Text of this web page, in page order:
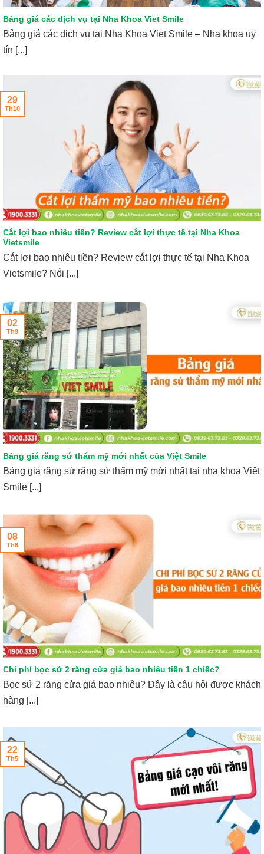
Bảng giá các dịch vụ tại Nha Khoa Viet Smile
Bảng giá các dịch vụ tại Nha Khoa Viet Smile – Nha khoa uy
tín [...]
Cắt lợi bao nhiêu tiền? Review cắt lợi thực tế tại Nha Khoa
Vietsmile
Cắt lợi bao nhiêu tiền? Review cắt lợi thực tế tại Nha Khoa
Vietsmile? Nỗi [...]
29
Th10
Bảng giá răng sứ thẩm mỹ mới nhất của Việt Smile
Bảng giá răng sứ răng sứ thẩm mỹ mới nhất tại nha khoa Việt
Smile [...]
02
Th9
Chi phí bọc sứ 2 răng cửa giá bao nhiêu tiền 1 chiếc?
Bọc sứ 2 răng cửa giá bao nhiêu? Đây là câu hỏi được khách
hàng [...]
08
Th6
22
Th5